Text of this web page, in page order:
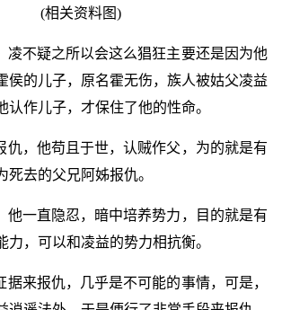
(相关资料图)
凌不疑之所以会这么猖狂主要还是因为他
侯的儿子，原名霍无伤，族人被姑父凌益
认作儿子，才保住了他的性命。
仇，他苟且于世，认贼作父，为的就是有
死去的父兄阿姊报仇。
他一直隐忍，暗中培养势力，目的就是有
力，可以和凌益的势力相抗衡。
据来报仇，几乎是不可能的事情，可是，